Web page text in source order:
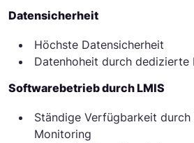
Datensicherheit
Höchste Datensicherheit
Datenhoheit durch dedizierte
Softwarebetrieb durch LMIS
Ständige Verfügbarkeit durch
Monitoring